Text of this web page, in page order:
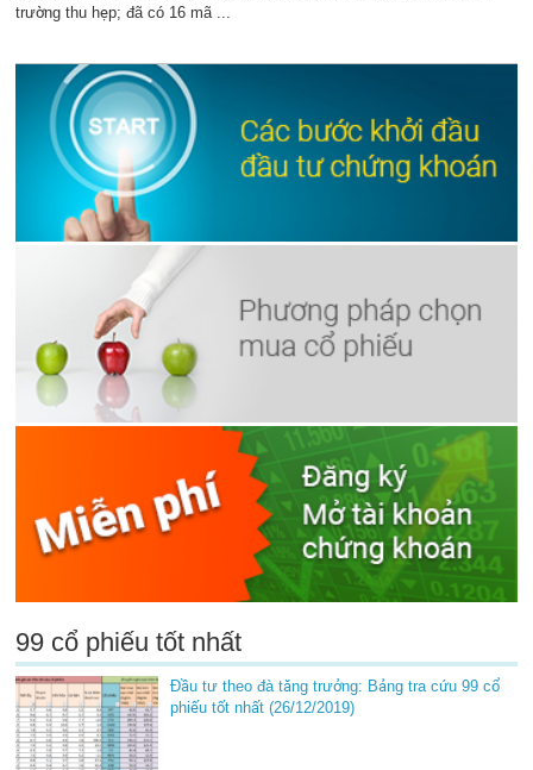
trường thu hẹp; đã có 16 mã ...
99 cổ phiếu tốt nhất
Đầu tư theo đà tăng trưởng: Bảng tra cứu 99 cổ
phiếu tốt nhất (26/12/2019)